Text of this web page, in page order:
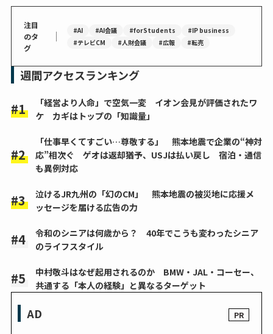
注目
のタ
グ
｜ #AI #AI会議 #forStudents
#IP business
#テレビCM
#人財会議 #広報 #転売
週間アクセスランキング
「経営より人命」で空気一変 イオン会見が評価されたワ
ケ カギはトップの「知識量」
「仕事早くてすごい…尊敬する」 熊本地震で企業の“神対
応”相次ぐ ゲオは返却猶予、USJは払い戻し 宿泊・通信
も異例対応
泣けるJR九州の「幻のCM」 熊本地震の被災地に応援メ
ッセージを届ける広告の力
令和のシニアは何歳から？ 40年でこうも変わったシニア
のライフスタイル
中村敬斗はなぜ起用されるのか BMW・JAL・コーセー、
共通する「本人の経験」と異なるターゲット
AD